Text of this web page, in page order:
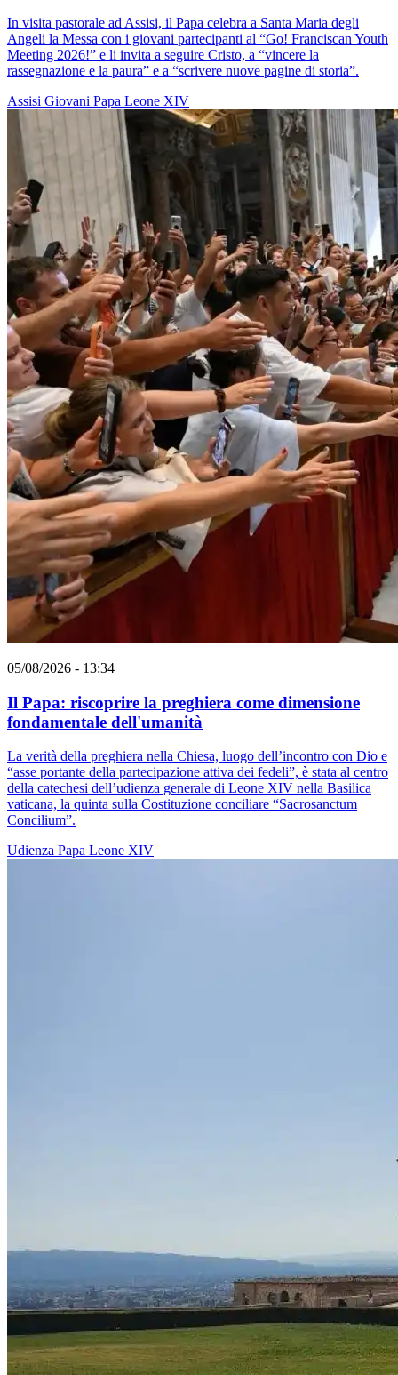
In visita pastorale ad Assisi, il Papa celebra a Santa Maria degli
Angeli la Messa con i giovani partecipanti al “Go! Franciscan Youth
Meeting 2026!” e li invita a seguire Cristo, a “vincere la
rassegnazione e la paura” e a “scrivere nuove pagine di storia”.
Assisi Giovani Papa Leone XIV
05/08/2026 - 13:34
Il Papa: riscoprire la preghiera come dimensione
fondamentale dell'umanità
La verità della preghiera nella Chiesa, luogo dell’incontro con Dio e
“asse portante della partecipazione attiva dei fedeli”, è stata al centro
della catechesi dell’udienza generale di Leone XIV nella Basilica
vaticana, la quinta sulla Costituzione conciliare “Sacrosanctum
Concilium”.
Udienza Papa Leone XIV